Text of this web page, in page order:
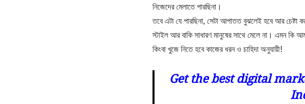
নিজেদের মেলাতে পারছিনা।
তবে এটা যে পারছিনা, সেটা আপাতত বুঝলেই হবে আর চেষ্টা
স্টাইল আর বাকি সাধারণ মানুষের সাথে মেলে না। এমন কি
কিংবা খুজে নিতে হবে কাজের ধরন ও চাহিদা অনুযায়ী!
Get the best digital